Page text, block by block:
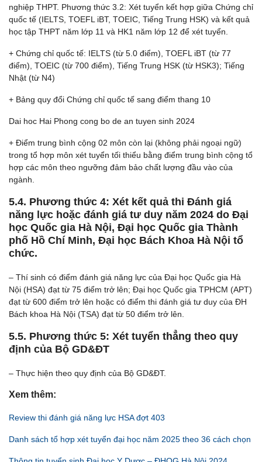
nghiệp THPT. Phương thức 3.2: Xét tuyển kết hợp giữa Chứng chỉ
quốc tế (IELTS, TOEFL iBT, TOEIC, Tiếng Trung HSK) và kết quả
học tập THPT năm lớp 11 và HK1 năm lớp 12 để xét tuyển.
+ Chứng chỉ quốc tế: IELTS (từ 5.0 điểm), TOEFL iBT (từ 77
điểm), TOEIC (từ 700 điểm), Tiếng Trung HSK (từ HSK3); Tiếng
Nhật (từ N4)
+ Bảng quy đổi Chứng chỉ quốc tế sang điểm thang 10
Dai hoc Hai Phong cong bo de an tuyen sinh 2024
+ Điểm trung bình cộng 02 môn còn lại (không phải ngoại ngữ)
trong tổ hợp môn xét tuyển tối thiểu bằng điểm trung bình cộng tổ
hợp các môn theo ngưỡng đảm bảo chất lượng đầu vào của
ngành.
5.4. Phương thức 4: Xét kết quả thi Đánh giá
năng lực hoặc đánh giá tư duy năm 2024 do Đại
học Quốc gia Hà Nội, Đại học Quốc gia Thành
phố Hồ Chí Minh, Đại học Bách Khoa Hà Nội tổ
chức.
– Thí sinh có điểm đánh giá năng lực của Đại học Quốc gia Hà
Nội (HSA) đạt từ 75 điểm trở lên; Đại học Quốc gia TPHCM (APT)
đạt từ 600 điểm trở lên hoặc có điểm thi đánh giá tư duy của ĐH
Bách khoa Hà Nội (TSA) đạt từ 50 điểm trở lên.
5.5. Phương thức 5: Xét tuyển thẳng theo quy
định của Bộ GD&ĐT
– Thực hiện theo quy định của Bộ GD&ĐT.
Xem thêm:
Review thi đánh giá năng lực HSA đợt 403
Danh sách tổ hợp xét tuyển đại học năm 2025 theo 36 cách chọn